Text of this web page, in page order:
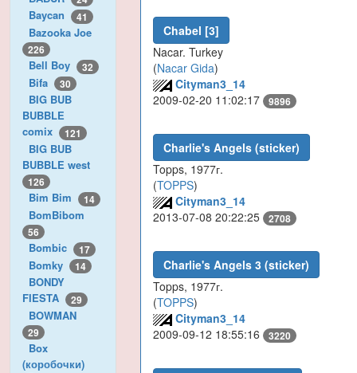
Baycan 41
Bazooka Joe
226
Bell Boy 32
Bifa 30
BIG BUB
BUBBLE
comix
121
BIG BUB
BUBBLE west
126
Bim Bim 14
BomBibom
56
Bombic 17
Bomky 14
BONDY
FIESTA
29
BOWMAN
29
Box
(коробочки)
Chabel [3]
Nacar. Turkey
(Nacar Gida)
Cityman3_14
2009-02-20 11:02:17 9896
Charlie's Angels (sticker)
Topps, 1977г.
(TOPPS)
Cityman3_14
2013-07-08 20:22:25 2708
Charlie's Angels 3 (sticker)
Topps, 1977г.
(TOPPS)
Cityman3_14
2009-09-12 18:55:16 3220